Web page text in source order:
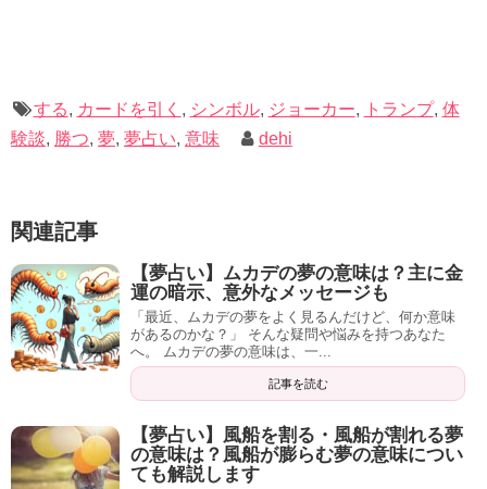
まずは余裕を持って対処できるよう、
ておくようにしましょう。
時間に余裕を持つことも同様に大切にすることがポイント
です。
する, カードを引く , シンボル, ジョーカー, トランプ, 体
験談, 勝つ, 夢, 夢占い, 意味 dehi
関連記事
【夢占い】ムカデの夢の意味は？主に金
運の暗示、意外なメッセージも
「最近、ムカデの夢をよく見るんだけど、何か意味
があるのかな？」 そんな疑問や悩みを持つあなた
へ。 ムカデの夢の意味は、一...
記事を読む
【夢占い】風船を割る・風船が割れる夢
の意味は？風船が膨らむ夢の意味につい
ても解説します